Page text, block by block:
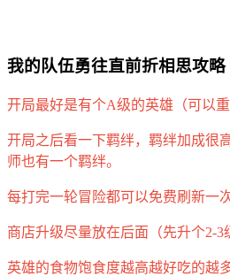
我的队伍勇往直前折相思攻略
开局最好是有个A级的英雄（可以重
开局之后看一下羁绊，羁绊加成很
师也有一个羁绊。
每打完一轮冒险都可以免费刷新一
商店升级尽量放在后面（先升个2-3
英雄的食物饱食度越高越好吃的越